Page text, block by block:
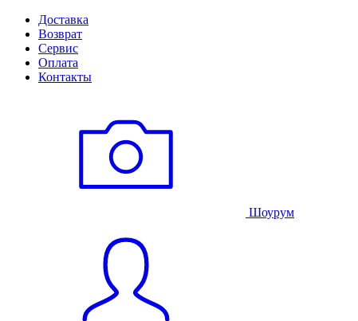
Доставка
Возврат
Сервис
Оплата
Контакты
Шоурум